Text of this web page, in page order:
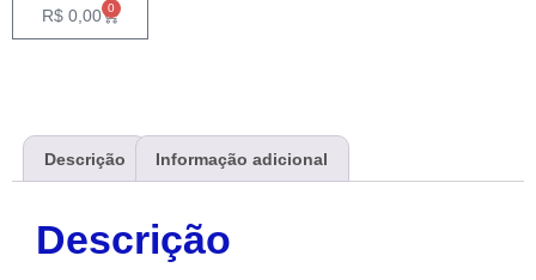
R$ 0,00 0
Descrição Informação adicional
Descrição